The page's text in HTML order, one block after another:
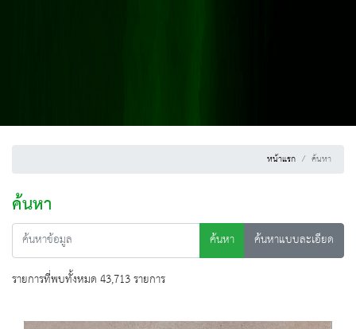
หน้าแรก ค้นหา
ค้นหา
ค้นหา
ค้นหาแบบละเอียด
รายการที่พบทั้งหมด 43,713 รายการ